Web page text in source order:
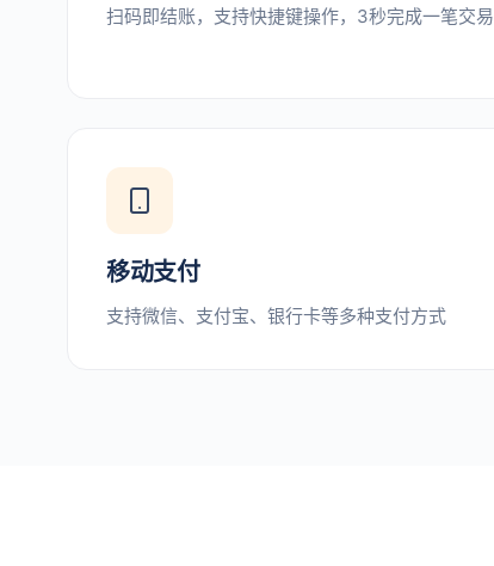
扫码即结账，支持快捷键操作，3秒完成一笔交易
移动支付
支持微信、支付宝、银行卡等多种支付方式